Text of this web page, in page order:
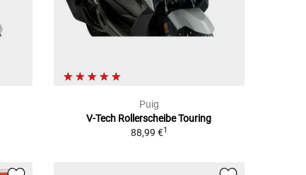
Puig
V-Tech Rollerscheibe Touring
88,99 €1